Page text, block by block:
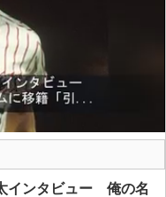
インタビュー 俺の名